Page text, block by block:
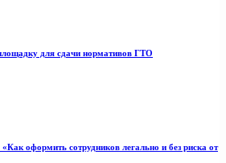
для сдачи нормативов ГТО
оформить сотрудников легально и без риска от